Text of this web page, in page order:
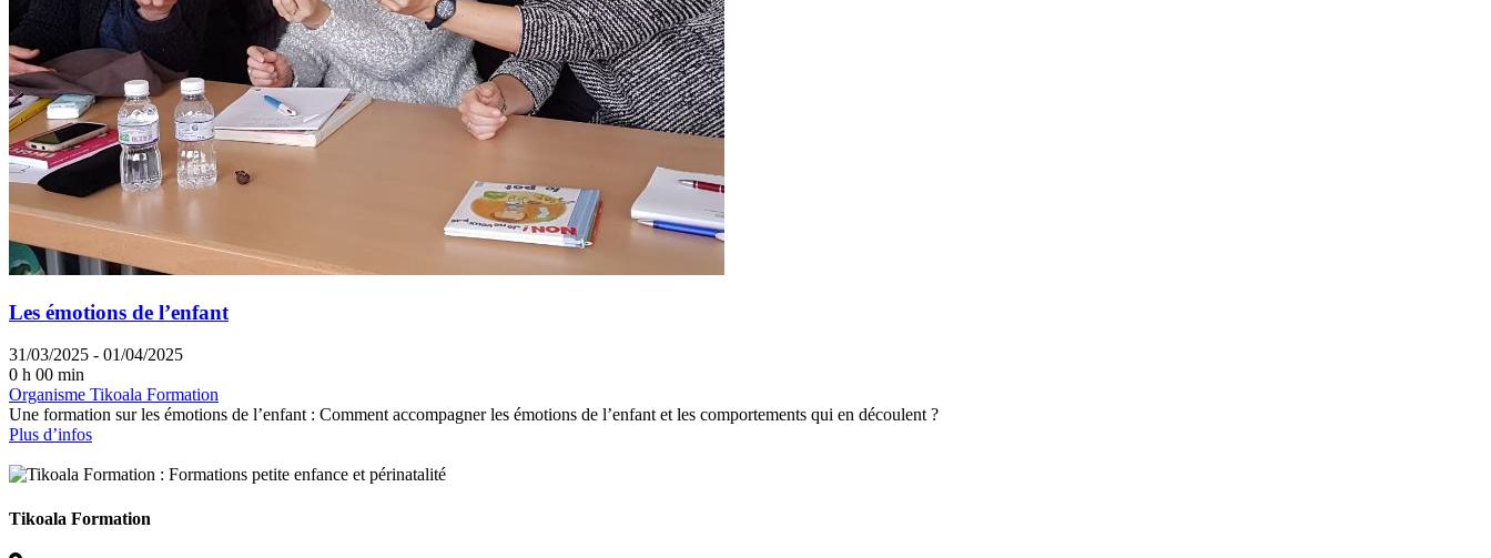
Les émotions de l’enfant
31/03/2025 - 01/04/2025
0 h 00 min
Organisme Tikoala Formation
Une formation sur les émotions de l’enfant : Comment accompagner les émotions de l’enfant et les comportements qui en découlent ?
Plus d’infos
Tikoala Formation